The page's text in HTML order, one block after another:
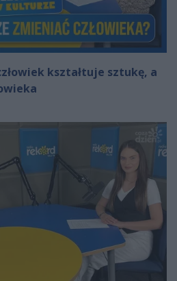
kształtuje sztukę, a